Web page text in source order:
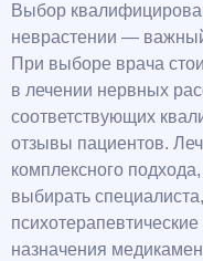
Выбор
неврастении —
При выборе врача
в лечении нервных
соответствующих
отзывы пациентов.
комплексного
выбирать
назначения